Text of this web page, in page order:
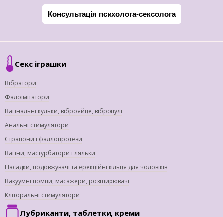
Консультація психолога-сексолога
Секс іграшки
Вібратори
Фалоімітатори
Вагінальні кульки, віброяйце, вібропулі
Анальні стимулятори
Страпони і фаллопротези
Вагіни, мастурбатори і ляльки
Насадки, подовжувачі та ерекційні кільця для чоловіків
Вакуумні помпи, масажери, розширювачі
Кліторальні стимулятори
Лубриканти, таблетки, креми